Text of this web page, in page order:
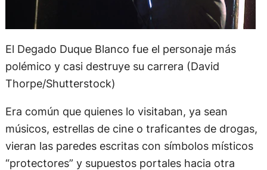
El Degado Duque Blanco fue el personaje más
polémico y casi destruye su carrera (David
Thorpe/Shutterstock)
Era común que quienes lo visitaban, ya sean
músicos, estrellas de cine o traficantes de drogas,
vieran las paredes escritas con símbolos místicos
“protectores” y supuestos portales hacia otra